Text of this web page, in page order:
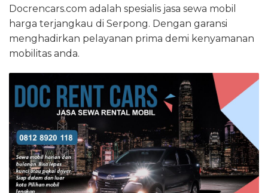
Docrencars.com adalah spesialis jasa sewa mobil
harga terjangkau di Serpong. Dengan garansi
menghadirkan pelayanan prima demi kenyamanan
mobilitas anda.